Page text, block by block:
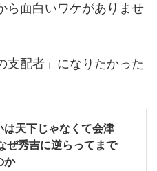
ら面白いワケがありませ
支配者」になりたかった
は天下じゃなくて会津
ぜ秀吉に逆らってまで
か